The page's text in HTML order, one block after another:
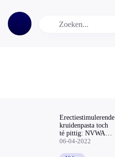
Erectiestimulerende
kruidenpasta toch
té pittig: NVWA
legt verkoop stil
06-04-2022